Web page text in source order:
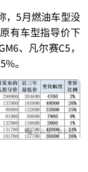
，5月燃油车型没
有车型指导价下
、凡尔赛C5，
。